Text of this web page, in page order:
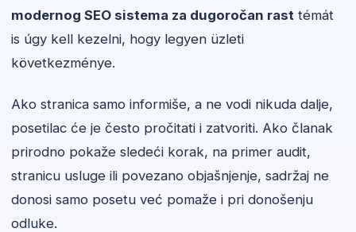
modernog SEO sistema za dugoročan rast témát
is úgy kell kezelni, hogy legyen üzleti
következménye.
Ako stranica samo informiše, a ne vodi nikuda dalje,
posetilac će je često pročitati i zatvoriti. Ako članak
prirodno pokaže sledeći korak, na primer audit,
stranicu usluge ili povezano objašnjenje, sadržaj ne
donosi samo posetu već pomaže i pri donošenju
odluke.